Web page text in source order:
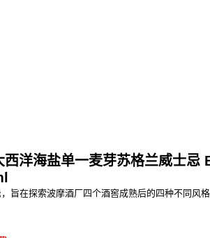
西洋海盐单一麦芽苏格兰威
旨在探索波摩酒厂四个酒窖成熟后的四种不同